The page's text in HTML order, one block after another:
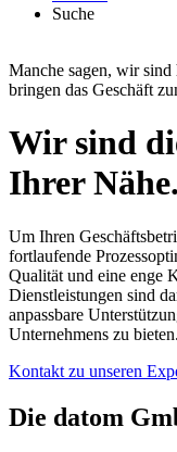
Suche
Manche sagen, wir sind
bringen das Geschäft
Wir sind
Ihrer Nähe.
Um Ihren
fortlaufende
Qualität und eine enge
Dienstleistungen sind
anpassbare
Unternehmens zu bieten.
Kontakt zu unseren
Die datom